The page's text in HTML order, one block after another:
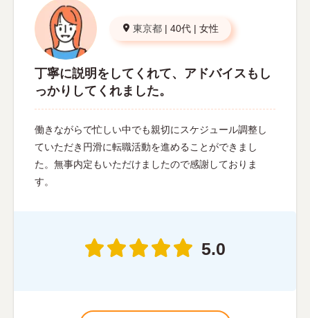
東京都 | 40代 | 女性
丁寧に説明をしてくれて、アドバイスもし
っかりしてくれました。
働きながらで忙しい中でも親切にスケジュール調整し
ていただき円滑に転職活動を進めることができまし
た。無事内定もいただけましたので感謝しておりま
す。
5.0